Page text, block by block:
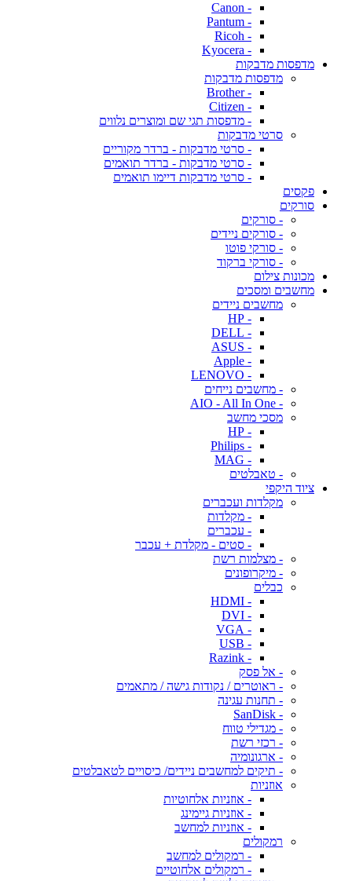
- Canon
- Pantum
- Ricoh
- Kyocera
מדפסות מדבקות
מדפסות מדבקות
- Brother
- Citizen
- מדפסות תגי שם ומוצרים נלווים
סרטי מדבקות
- סרטי מדבקות - ברדר מקוריים
- סרטי מדבקות - ברדר תואמים
- סרטי מדבקות דיימו תואמים
פקסים
סורקים
- סורקים
- סורקים ניידים
- סורקי פוטו
- סורקי ברקוד
מכונות צילום
מחשבים ומסכים
מחשבים ניידים
- HP
- DELL
- ASUS
- Apple
- LENOVO
- מחשבים נייחים
- AIO - All In One
מסכי מחשב
- HP
- Philips
- MAG
- טאבלטים
ציוד היקפי
מקלדות ועכברים
- מקלדות
- עכברים
- סטים - מקלדת + עכבר
- מצלמות רשת
- מיקרופונים
כבלים
- HDMI
- DVI
- VGA
- USB
- Razink
- אל פסק
- ראוטרים / נקודות גישה / מתאמים
- תחנות עגינה
- SanDisk
- מגדילי טווח
- רכזי רשת
- ארגונומיה
- תיקים למחשבים ניידים/ כיסויים לטאבלטים
אוזניות
- אוזניות אלחוטיות
- אוזניות גיימינג
- אוזניות למחשב
רמקולים
- רמקולים למחשב
- רמקולים אלחוטיים